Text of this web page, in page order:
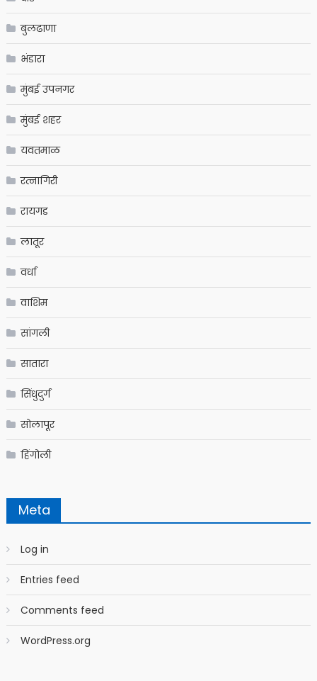
बुलढाणा
भंडारा
मुंबई उपनगर
मुंबई शहर
यवतमाळ
रत्नागिरी
रायगड
लातूर
वर्धा
वाशिम
सांगली
सातारा
सिंधुदुर्ग
सोलापूर
हिंगोली
Meta
Log in
Entries feed
Comments feed
WordPress.org